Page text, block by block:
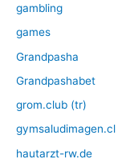
gambling
games
Grandpasha
Grandpashabet
grom.club (tr)
gymsaludimagen.cl
hautarzt-rw.de